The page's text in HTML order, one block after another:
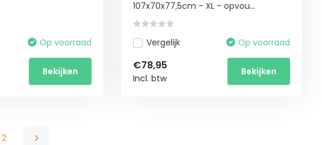
Op voorraad
Bekijken
107x70x77,5cm - XL - opvou...
Vergelijk Op voorraad
€78,95
Incl. btw
Bekijken
2